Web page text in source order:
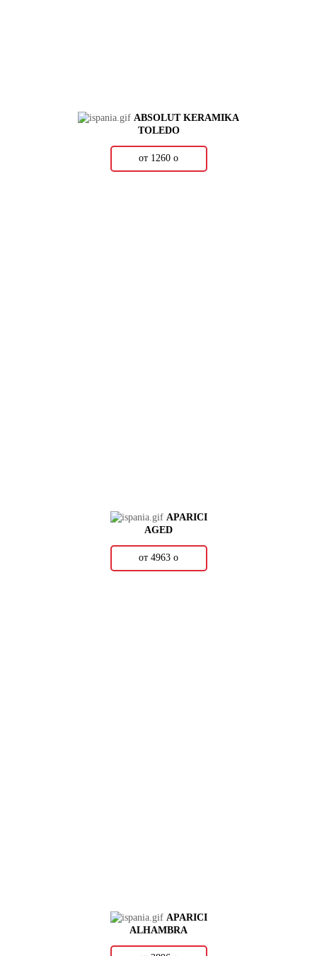
ABSOLUT KERAMIKA
TOLEDO
от 1260 о
APARICI
AGED
от 4963 о
APARICI
ALHAMBRA